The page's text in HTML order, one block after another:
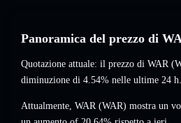
Panoramica del prezzo di
Quotazione attuale: il prezzo di WAR
diminuzione di 4.54% nelle ultime 24 h.
Attualmente, WAR (WAR) mostra un